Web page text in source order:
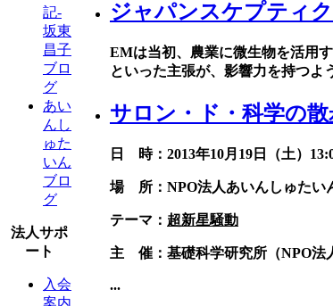
記-
坂東
昌子
ブロ
グ
あい
んし
ゅた
いん
ブロ
グ
法人サポ
ート
入会
案内
ジャパンスケプティ
EMは当初、農業に微生物を活用
といった主張が、影響力を持つよ
サロン・ド・科学の散
日 時：2013年10月19日（土）
場 所：NPO法人あいんしゅたい
テーマ： 超新星騒動
主 催：基礎科学研究所（NPO法
...